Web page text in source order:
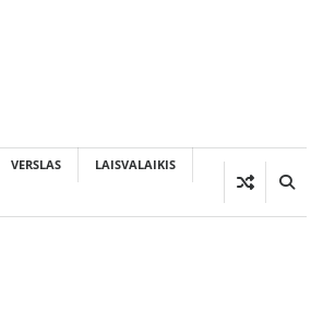
VERSLAS LAISVALAIKIS